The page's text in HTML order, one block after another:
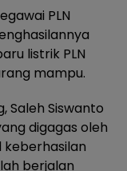
PLN
listrik PLN
mampu.
Saleh Siswanto
digagas oleh
keberhasilan
berjalan